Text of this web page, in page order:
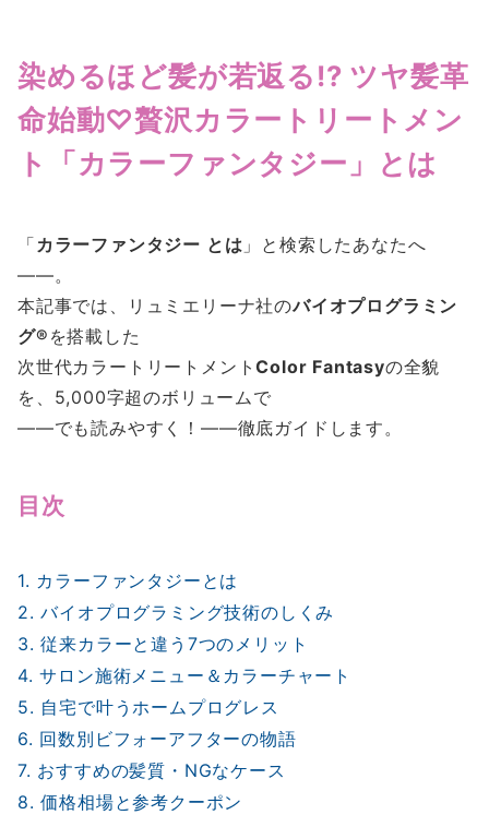
染めるほど髪が若返る!? ツヤ髪革
命始動♡贅沢カラートリートメン
ト「カラーファンタジー」とは
「カラーファンタジー とは 」と検索したあなたへ
――。
本記事では、リュミエリーナ社のバイオプログラミン
グ® を搭載した
次世代カラートリートメントColor Fantasyの全貌
を、5,000字超のボリュームで
――でも読みやすく！――徹底ガイドします。
目次
1. カラーファンタジーとは
2. バイオプログラミング技術のしくみ
3. 従来カラーと違う7つのメリット
4. サロン施術メニュー＆カラーチャート
5. 自宅で叶うホームプログレス
6. 回数別ビフォーアフターの物語
7. おすすめの髪質・NGなケース
8. 価格相場と参考クーポン